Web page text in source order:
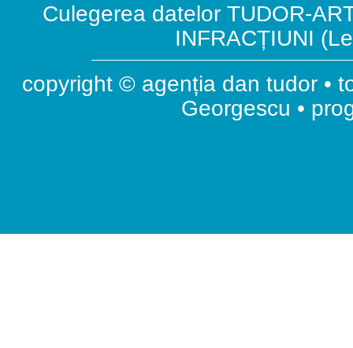
Culegerea datelor TUDOR-
INFRACȚIUNI
copyright © agenția dan tudor •
Georgescu •